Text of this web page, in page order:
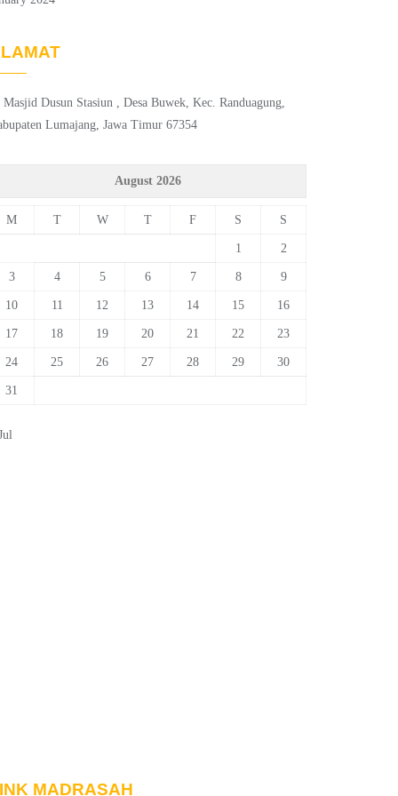
Masjid Dusun Stasiun , Desa Buwek, Kec. Randuagung,
Lumajang, Jawa Timur 67354
August 2026
M T W T F S S
1 2
3 4 5 6 7 8 9
10 11 12 13 14 15 16
17 18 19 20 21 22 23
24 25 26 27 28 29 30
31
MADRASAH